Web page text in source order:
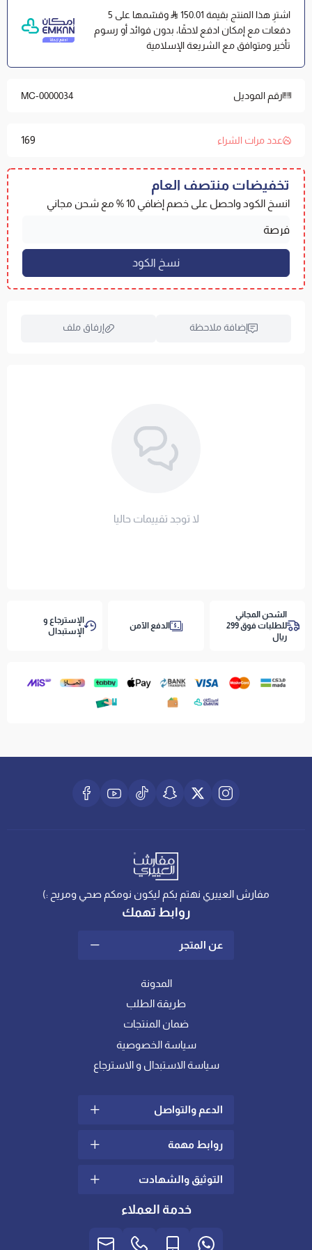
قابلة للتمدد تُثبت الواقي بإحكام، وهو مناسب للمراتب حتى ارتفاع
35 سم.
الماركة والموديل:
واقي كومفورت الفاخر (Luxury Comfort)
خامة الوجه الخارجي:
المقاس والارتفاع:
200x140 سم يناسب المراتب حتى ارتفاع
35 سم.
الصناعة:سعودية بجودة عالمية.
إرشادات الغسيل والعناية
تنبيهات:يُمنع استخدام المبيضات، الكي، العصر القوي، أو
اشترِ هذا المنتج بقيمة 150.01
وقسّمها على 5
دفعات مع إمكان ادفع لاحقًا، بدون فوائد أو رسوم
تأخير ومتوافق مع الشريعة الإسلامية
رقم الموديل MC-0000034
عدد مرات الشراء 169
تخفيضات منتصف العام
انسخ الكود واحصل على خصم إضافي 10 % مع شحن مجاني
إضافة ملاحظة إرفاق ملف
لا توجد تقييمات حاليا
الشحن المجاني
للطلبات فوق 299
ريال
الدفع الآمن
الإسترجاع و
الإستبدال
مفارش العييري نهتم بكم ليكون نومكم صحي ومريح :)
روابط تهمك
عن المتجر
المدونة
طريقة الطلب
ضمان المنتجات
سياسة الخصوصية
سياسة الاستبدال و الاسترجاع
الدعم والتواصل
سياسة الشحن والتوصيل
الدعم الفني
روابط مهمة
ما هو اللباد؟
كيف أختار خامة المفرش
المناسبة لي ؟
لباد ومخدات الريش || المزايا
والعيوب
التوثيق والشهادت
شهادات عالمية في الجودة
خدمة العملاء